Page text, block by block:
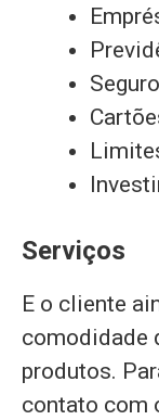
Serviços
E o cliente
comodidade
produtos.
contato com